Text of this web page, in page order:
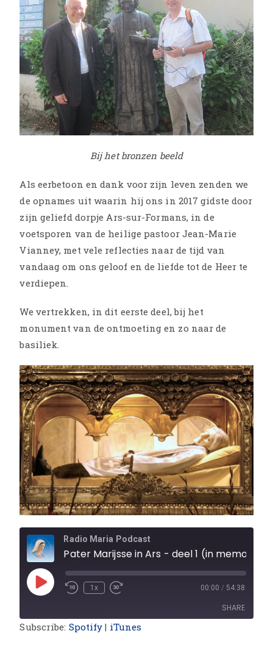
Bij het bronzen beeld
Als eerbetoon en dank voor zijn leven zenden we
de opnames uit waarin hij ons in 2017 gidste door
zijn geliefd dorpje Ars-sur-Formans, in de
voetsporen van de heilige pastoor Jean-Marie
Vianney, met vele reflecties naar de tijd van
vandaag om ons geloof en de liefde tot de Heer te
verdiepen.
We vertrekken, in dit eerste deel, bij het
monument van de ontmoeting en zo naar de
basiliek.
Radio Maria Podcast
Pater Marijsse in Ars - deel 1 (in
1x 00:00 / 54:38
SHARE
Subscribe: Spotify | iTunes